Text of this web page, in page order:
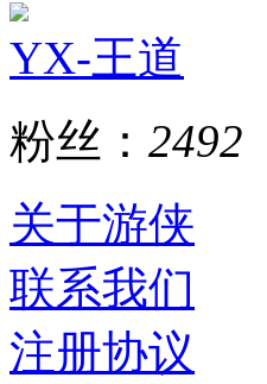
YX-王道
粉丝： 2492
关于游侠
联系我们
注册协议